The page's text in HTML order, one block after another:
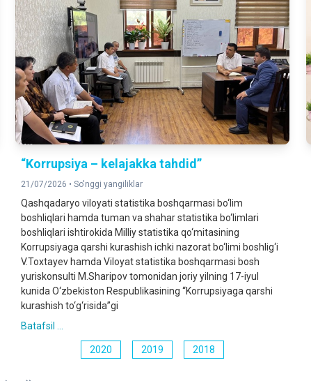
“Korrupsiya – kelajakka tahdid”
21/07/2026 • So'nggi yangiliklar
Qashqadaryo viloyati statistika boshqarmasi bo‘lim
boshliqlari hamda tuman va shahar statistika bo‘limlari
boshliqlari ishtirokida Milliy statistika qo‘mitasining
Korrupsiyaga qarshi kurashish ichki nazorat bo‘limi boshlig‘i
V.Toxtayev hamda Viloyat statistika boshqarmasi bosh
yuriskonsulti M.Sharipov tomonidan joriy yilning 17-iyul
kunida O‘zbekiston Respublikasining “Korrupsiyaga qarshi
kurashish to‘g‘risida”gi
Batafsil ...
2020 2019 2018